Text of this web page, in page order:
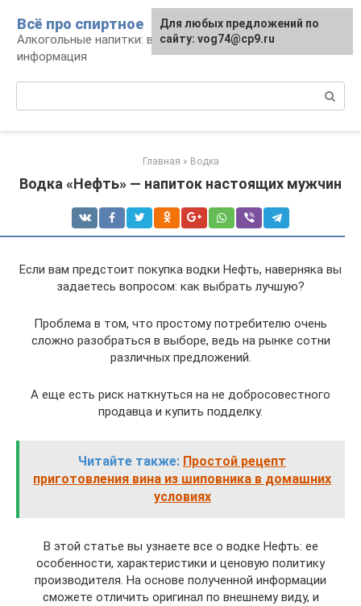
контенту
Всё про спиртное
Алкогольные напитки: виды, рецепты,
информация
Главная » Водка
Водка «Нефть» — напиток настоящих мужчин
Если вам предстоит покупка водки Нефть, наверняка вы
задаетесь вопросом: как выбрать лучшую?
Проблема в том, что простому потребителю очень
сложно разобраться в выборе, ведь на рынке сотни
различных предложений.
А еще есть риск наткнуться на не добросовестного
продавца и купить подделку.
Читайте также: Простой рецепт
приготовления вина из шиповника в домашних
условиях
В этой статье вы узнаете все о водке Нефть: ее
особенности, характеристики и ценовую политику
производителя. На основе полученной информации
сможете отличить оригинал по внешнему виду, и
Для любых предложений по
сайту: vog74@cp9.ru